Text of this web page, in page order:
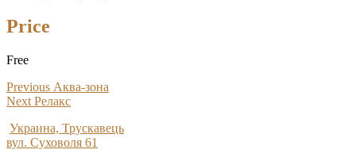
Price
Free
Post
navigation
Previous Previous
post:
Аква-зона
Next Next
Релакс
Украина, Трускавець
вул. Суховоля 61